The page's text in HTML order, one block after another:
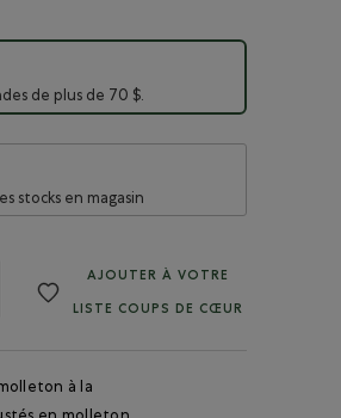
de plus de 70 $.
stocks en magasin
AJOUTER À VOTRE
LISTE COUPS DE CŒUR
à la